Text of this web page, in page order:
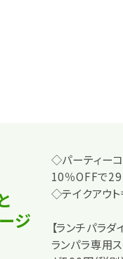
ジ
◇パーティー
10％OFFで
◇テイクアウ
【ランチパラ
ランパラ専用